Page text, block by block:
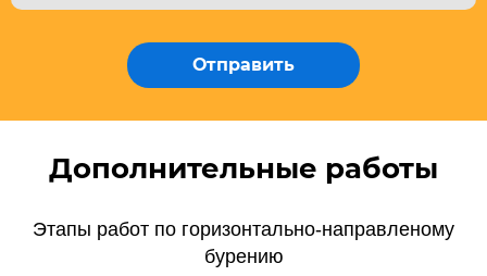
Отправить
Дополнительные работы
Этапы работ по горизонтально-направленому
бурению